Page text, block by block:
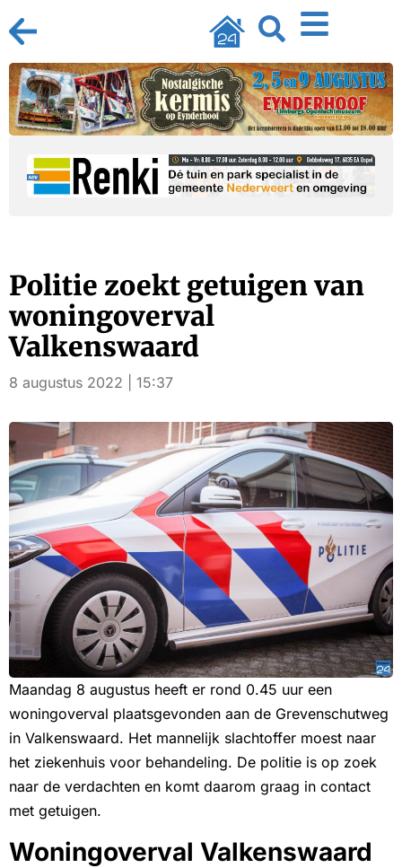
Politie zoekt getuigen van
woningoverval
Valkenswaard
8 augustus 2022 | 15:37
Maandag 8 augustus heeft er rond 0.45 uur een
woningoverval plaatsgevonden aan de Grevenschutweg
in Valkenswaard. Het mannelijk slachtoffer moest naar
het ziekenhuis voor behandeling. De politie is op zoek
naar de verdachten en komt daarom graag in contact
met getuigen.
Woningoverval Valkenswaard